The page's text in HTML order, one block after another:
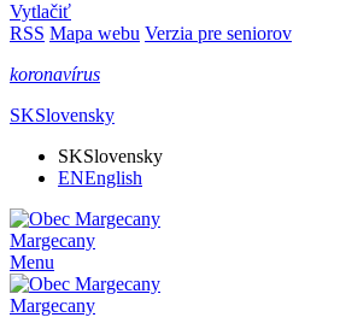
Vytlačiť
RSS Mapa webu Verzia pre seniorov
koronavírus
SKSlovensky
SKSlovensky
ENEnglish
Margecany
Menu
Margecany